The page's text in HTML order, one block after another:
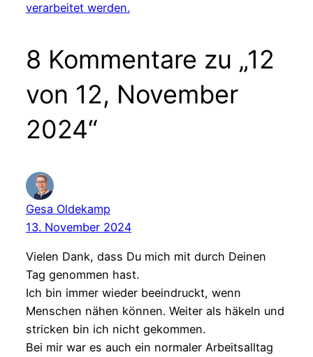
verarbeitet werden.
8 Kommentare zu „12
von 12, November
2024“
Gesa Oldekamp
13. November 2024
Vielen Dank, dass Du mich mit durch Deinen
Tag genommen hast.
Ich bin immer wieder beeindruckt, wenn
Menschen nähen können. Weiter als häkeln und
stricken bin ich nicht gekommen.
Bei mir war es auch ein normaler Arbeitsalltag